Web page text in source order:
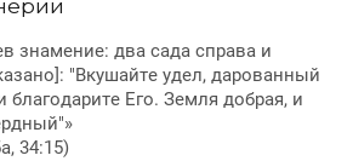
знамение: два сада справа и
"Вкушайте удел, дарованный
Его. Земля добрая, и
34:15)